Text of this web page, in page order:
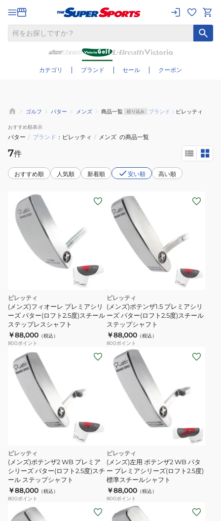
カテゴリ ブランド セール クーポン
さらに絞り込む
ゴルフ パター メンズ 商品一覧 絞り込み ブランド： ピレッティ
おすすめ順表示
パター / ブランド ピレッティ / メンズ の商品一覧
7件
おすすめ順 人気順 新着順 安い順 高い順
ピレッティ
(メンズ)フィオーレ プレミアシリ
ーズ パター(ロフト2.5度)スチール
ステップレスシャフト
￥88,000 （税込）
800ポイント
ピレッティ
(メンズ)ポテンザ1.5 プレミアシリ
ーズ パター(ロフト2.5度)スチール
ステップシャフト
￥88,000 （税込）
800ポイント
ピレッティ
(メンズ)ポテンザ2 WB プレミア
シリーズ パター(ロフト2.5度)スチ
ール ステップシャフト
￥88,000 （税込）
800ポイント
ピレッティ
(メンズ)左用 ポテンザ2 WB パタ
ー プレミアシリーズ(ロフト2.5度)
標準スチールシャフト
￥88,000 （税込）
800ポイント